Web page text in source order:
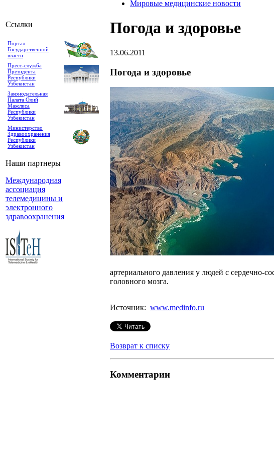
Ссылки
Портал
Государственной
власти
Пресс-служба
Президента
Республики
Узбекистан
Законодательная
Палата Олий
Мажлиса
Республики
Узбекистан
Министерство
Здравоохранения
Республики
Узбекистан
Наши партнеры
Международная
ассоциация
телемедицины и
электронного
здравоохранения
Мировые медицинские новости
Погода и здоровье
13.06.2011
Погода и здоровье
артериального давления у людей с сердечно-
головного мозга.
Источник: www.medinfo.ru
Возврат к списку
Комментарии